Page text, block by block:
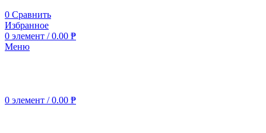
0 Сравнить
Избранное
0 элемент / 0.00 ₱
Меню
0 элемент / 0.00 ₱